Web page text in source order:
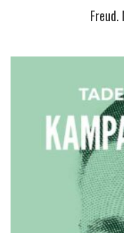
Freud.